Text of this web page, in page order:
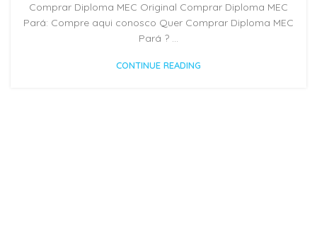
Comprar Diploma MEC Original Comprar Diploma MEC
Pará: Compre aqui conosco Quer Comprar Diploma MEC
Pará ? ...
CONTINUE READING